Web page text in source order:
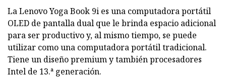
La Lenovo Yoga Book 9i es una computadora portátil
OLED de pantalla dual que le brinda espacio adicional
para ser productivo y, al mismo tiempo, se puede
utilizar como una computadora portátil tradicional.
Tiene un diseño premium y también procesadores
Intel de 13.ª generación.